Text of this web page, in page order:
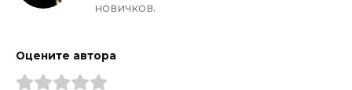
новичков.
Оцените автора